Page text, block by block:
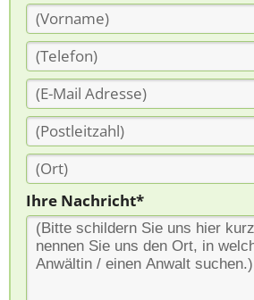
Ihre Nachricht*